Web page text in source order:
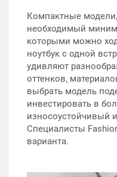
Компактные
необходимый
которыми можно
ноутбук с одной
удивляют
оттенков,
выбрать модель
инвестировать в
износоустойчивый
Специалисты
варианта.